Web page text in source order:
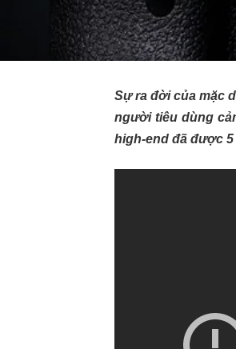
Sự ra đời của mặc
người tiêu dùng
high-end đã được 5